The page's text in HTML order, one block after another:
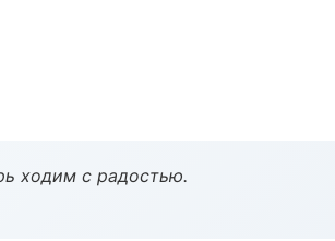
ходим с радостью.